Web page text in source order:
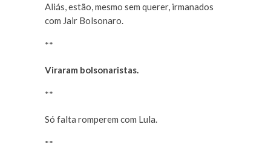
Aliás, estão, mesmo sem querer, irmanados
com Jair Bolsonaro.
**
Viraram bolsonaristas.
**
Só falta romperem com Lula.